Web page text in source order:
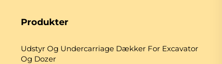
Produkter
Udstyr Og Undercarriage Dækker For Excavator
Og Dozer